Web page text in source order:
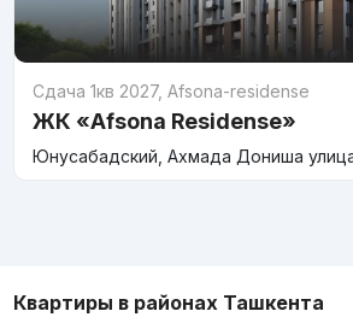
Сдача 1кв 2027, Afsona-residense
ЖК «Afsona Residense»
Юнусабадский, Ахмада Дониша
Квартиры в районах Ташкента